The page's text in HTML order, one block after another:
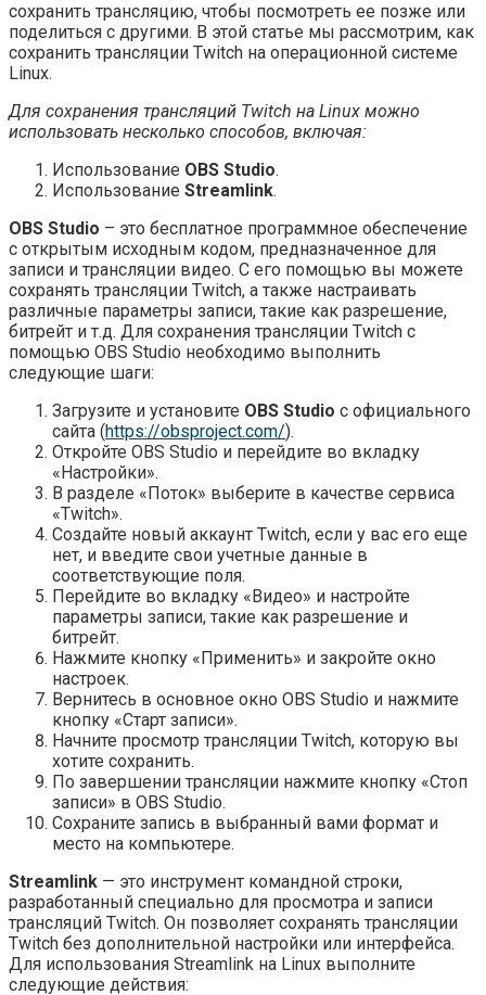
сохранить трансляцию, чтобы посмотреть ее позже или
поделиться с другими. В этой статье мы рассмотрим, как
сохранить трансляции Twitch на операционной системе
Linux.
Для сохранения трансляций Twitch на Linux можно
использовать несколько способов, включая:
Использование OBS Studio.
Использование Streamlink.
OBS Studio – это бесплатное программное обеспечение
с открытым исходным кодом, предназначенное для
записи и трансляции видео. С его помощью вы можете
сохранять трансляции Twitch, а также настраивать
различные параметры записи, такие как разрешение,
битрейт и т.д. Для сохранения трансляции Twitch с
помощью OBS Studio необходимо выполнить
следующие шаги:
Загрузите и установите OBS Studio с официального
сайта (https://obsproject.com/).
Откройте OBS Studio и перейдите во вкладку
«Настройки».
В разделе «Поток» выберите в качестве сервиса
«Twitch».
Создайте новый аккаунт Twitch, если у вас его еще
нет, и введите свои учетные данные в
соответствующие поля.
Перейдите во вкладку «Видео» и настройте
параметры записи, такие как разрешение и
битрейт.
Нажмите кнопку «Применить» и закройте окно
настроек.
Вернитесь в основное окно OBS Studio и нажмите
кнопку «Старт записи».
Начните просмотр трансляции Twitch, которую вы
хотите сохранить.
По завершении трансляции нажмите кнопку «Стоп
записи» в OBS Studio.
Сохраните запись в выбранный вами формат и
место на компьютере.
Streamlink — это инструмент командной строки,
разработанный специально для просмотра и записи
трансляций Twitch. Он позволяет сохранять трансляции
Twitch без дополнительной настройки или интерфейса.
Для использования Streamlink на Linux выполните
следующие действия: